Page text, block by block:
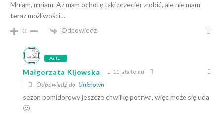
Mniam, mniam. Aż mam ochotę taki przecier zrobić, ale nie mam
teraz możliwości…
0
Odpowiedz
Autor
Małgorzata Kijowska 11 lata temu
Odpowiedź do Unknown
sezon pomidorowy jeszcze chwilkę potrwa, więc może się uda
🙂